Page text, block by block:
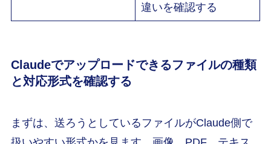
違いを確認する
Claudeでアップロードできるファイルの種類
と対応形式を確認する
まずは、送ろうとしているファイルがClaude側で